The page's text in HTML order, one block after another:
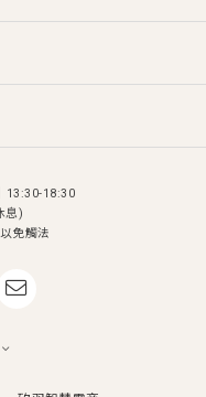
13:30-18:30
息)
免觸法